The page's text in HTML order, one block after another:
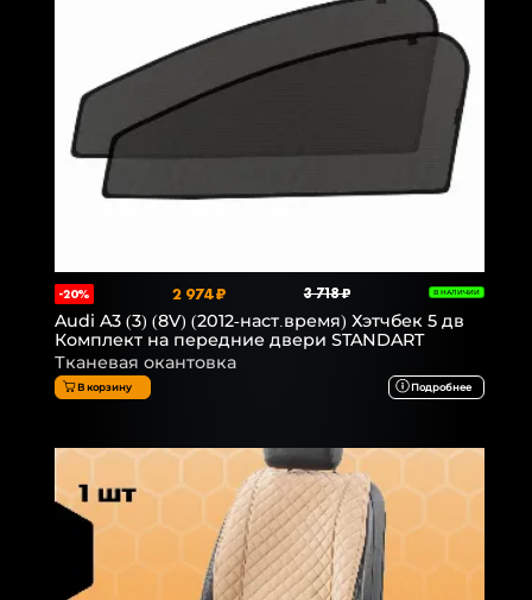
-20% 2 974 ₽ 3 718 ₽ В НАЛИЧИИ
Audi A3 (3) (8V) (2012-наст.время) Хэтчбек 5 дв
Комплект на передние двери STANDART
Тканевая окантовка
В корзину Подробнее